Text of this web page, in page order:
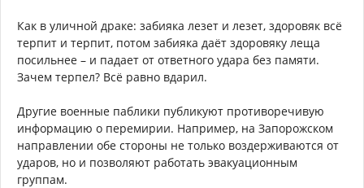
Как в уличной драке: забияка лезет и лезет, здоровяк всё
терпит и терпит, потом забияка даёт здоровяку леща
посильнее – и падает от ответного удара без памяти.
Зачем терпел? Всё равно вдарил.
Другие военные паблики публикуют противоречивую
информацию о перемирии. Например, на Запорожском
направлении обе стороны не только воздерживаются от
ударов, но и позволяют работать эвакуационным
группам.